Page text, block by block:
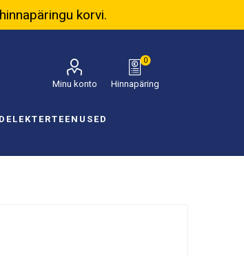
korvi.
Minu konto Hinnapäring
0
ELEKTERTEENUSED